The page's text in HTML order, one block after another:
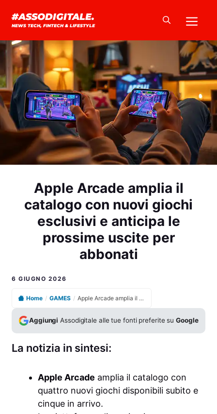
#ASSODIGITALE.
NEWS TECH, FINTECH & LIFESTYLE
Apple Arcade amplia il
catalogo con nuovi giochi
esclusivi e anticipa le
prossime uscite per
abbonati
6 GIUGNO 2026
Home / GAMES / Apple Arcade amplia il catalogo con nuovi giochi esclusivi e anticipa le prossime uscite per abbonati
Aggiungi Assodigitale alle tue fonti preferite suGoogle
La notizia in sintesi:
Apple Arcade amplia il catalogo con
quattro nuovi giochi disponibili subito e
cinque in arrivo.